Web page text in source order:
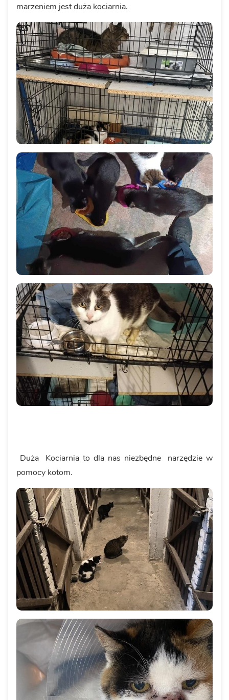
marzeniem jest duża kociarnia.
Duża Kociarnia to dla nas niezbędne narzędzie w
pomocy kotom.